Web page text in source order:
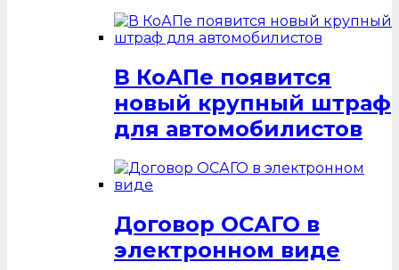
В КоАПе появится
новый крупный штраф
для автомобилистов
Договор ОСАГО в
электронном виде